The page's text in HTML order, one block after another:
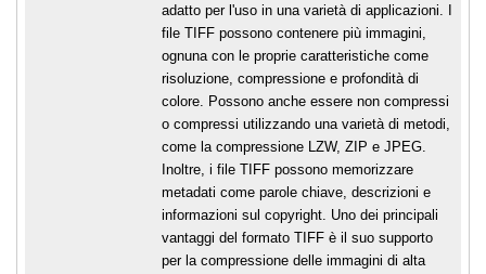
adatto per l'uso in una varietà di applicazioni. I
file TIFF possono contenere più immagini,
ognuna con le proprie caratteristiche come
risoluzione, compressione e profondità di
colore. Possono anche essere non compressi
o compressi utilizzando una varietà di metodi,
come la compressione LZW, ZIP e JPEG.
Inoltre, i file TIFF possono memorizzare
metadati come parole chiave, descrizioni e
informazioni sul copyright. Uno dei principali
vantaggi del formato TIFF è il suo supporto
per la compressione delle immagini di alta